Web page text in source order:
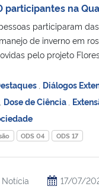
participantes na
participaram
de inverno em
pelo projeto
Diálogos
Dose de Ciência
ODS 04 ODS 17
Notícia 17/07/